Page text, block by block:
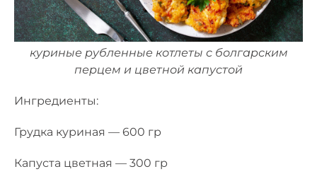
куриные рубленные котлеты с болгарским
перцем и цветной капустой
Ингредиенты:
Грудка куриная — 600 гр
Капуста цветная — 300 гр